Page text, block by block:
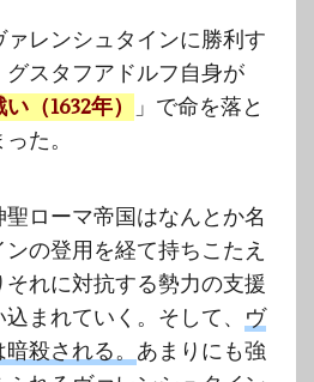
レンシュタインに勝利す
スタフアドルフ自身が
（1632年）
」で命を落と
た。
ローマ帝国はなんとか名
の登用を経て持ちこたえ
れに対抗する勢力の支援
まれていく。そして、 ヴ
殺される。 あまりにも強